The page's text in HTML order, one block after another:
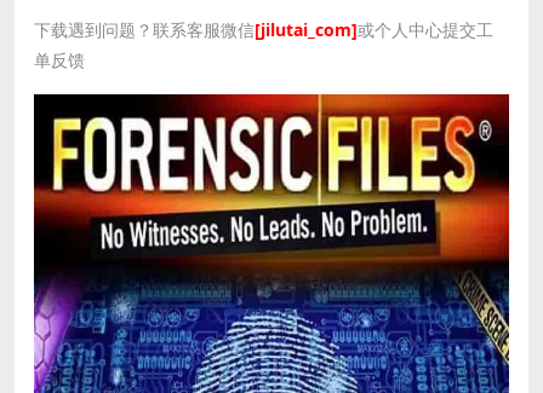
下载遇到问题？联系客服微信[jilutai_com]或个人中心提交工
单反馈